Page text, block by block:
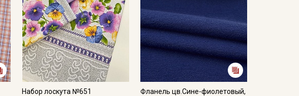
Набор лоскута №651
Фланель цв.Сине-фиолетовый,